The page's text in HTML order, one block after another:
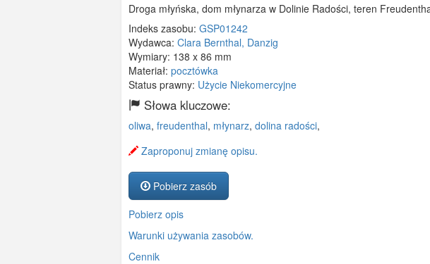
Droga młyńska, dom młynarza w Dolinie Radości, teren
Indeks zasobu: GSP01242
Wydawca: Clara Bernthal, Danzig
Wymiary: 138 x 86 mm
Materiał: pocztówka
Status prawny: Użycie Niekomercyjne
Słowa kluczowe:
oliwa, freudenthal, młynarz, dolina radości,
Zaproponuj zmianę opisu.
Pobierz zasób
Pobierz opis
Warunki używania zasobów.
Cennik